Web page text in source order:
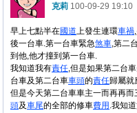
克莉 100-09-29 19:10
早上七點半在國道上發生連環車禍
後一台車.第一台車緊急煞車,第二
到他,他才撞到第一台車.
我知道我有責任,但是如果第二台
台車及第二台車車頭的責任歸屬就
但是今天第二台車車主一而再再而
頭及車尾的全部的修車費用 .我知